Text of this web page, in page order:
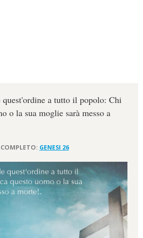
a tutto il popolo: Chi
o la sua moglie sarà messo a
GENESI 26